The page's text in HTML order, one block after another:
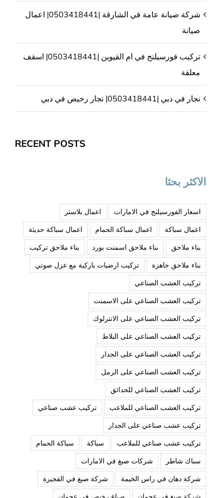
شركة صيانة عامة في الشارقة |0503418441| اعمال
صيانة
تركيب فورسيلنج في ام القيوين |0503418441| اسقف
معلقة
نجار في دبي |0503418441| نجار رخيص في دبي
RECENT POSTS
الاكثر بحثا
اسعار الفورسيلنج في الامارات
اعمال بلاستر
اعمال سباكة
اعمال سباكة الحمام
اعمال سباكة حديثة
بناء ملاحق
بناء ملاحق اسمنت بورد
بناء ملاحق تركيب
بناء ملاحق جاهزة
تركيب ارضيات باركية مع عزل صوتي
تركيب العشب الصناعي
تركيب العشب الصناعي على الاسمنت
تركيب العشب الصناعي على الانترلوك
تركيب العشب الصناعي على البلاط
تركيب العشب الصناعي على الجدار
تركيب العشب الصناعي على الرمل
تركيب العشب الصناعي للحدائق
تركيب العشب الصناعي للملاعب
تركيب عشب صناعي
تركيب عشب صناعي على الجدار
تركيب عشب صناعي للملاعب
سباكة
سباكة الحمام
سباك شاطر
شركات صبغ في الامارات
شركة دهان في راس الخيمة
شركة صبغ في الفجيرة